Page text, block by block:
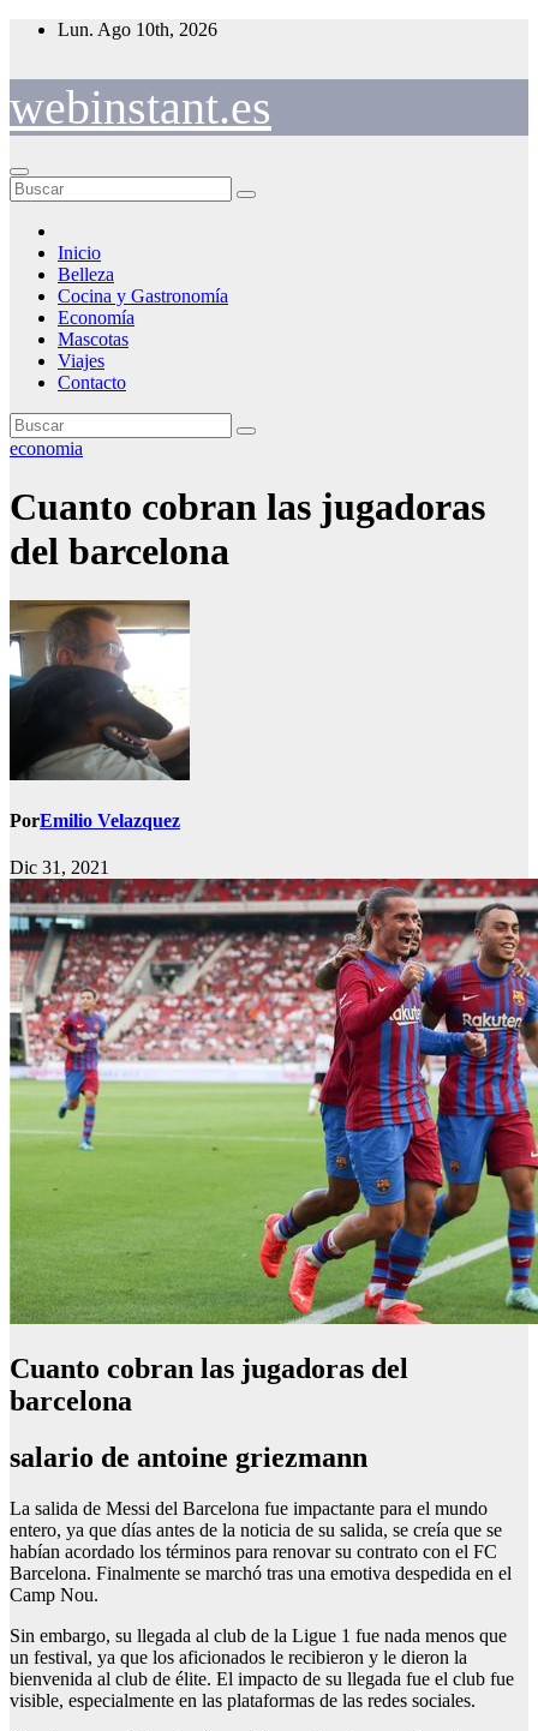
Saltar
Lun. Ago 10th, 2026
webinstant.es
Inicio
Belleza
Cocina y Gastronomía
Economía
Mascotas
Viajes
Contacto
economia
Cuanto cobran las jugadoras
del barcelona
PorEmilio Velazquez
Dic 31, 2021
Cuanto cobran las jugadoras del
barcelona
salario de antoine griezmann
La salida de Messi del Barcelona fue impactante para el mundo
entero, ya que días antes de la noticia de su salida, se creía que se
habían acordado los términos para renovar su contrato con el FC
Barcelona. Finalmente se marchó tras una emotiva despedida en el
Camp Nou.
Sin embargo, su llegada al club de la Ligue 1 fue nada menos que
un festival, ya que los aficionados le recibieron y le dieron la
bienvenida al club de élite. El impacto de su llegada fue el club fue
visible, especialmente en las plataformas de las redes sociales.